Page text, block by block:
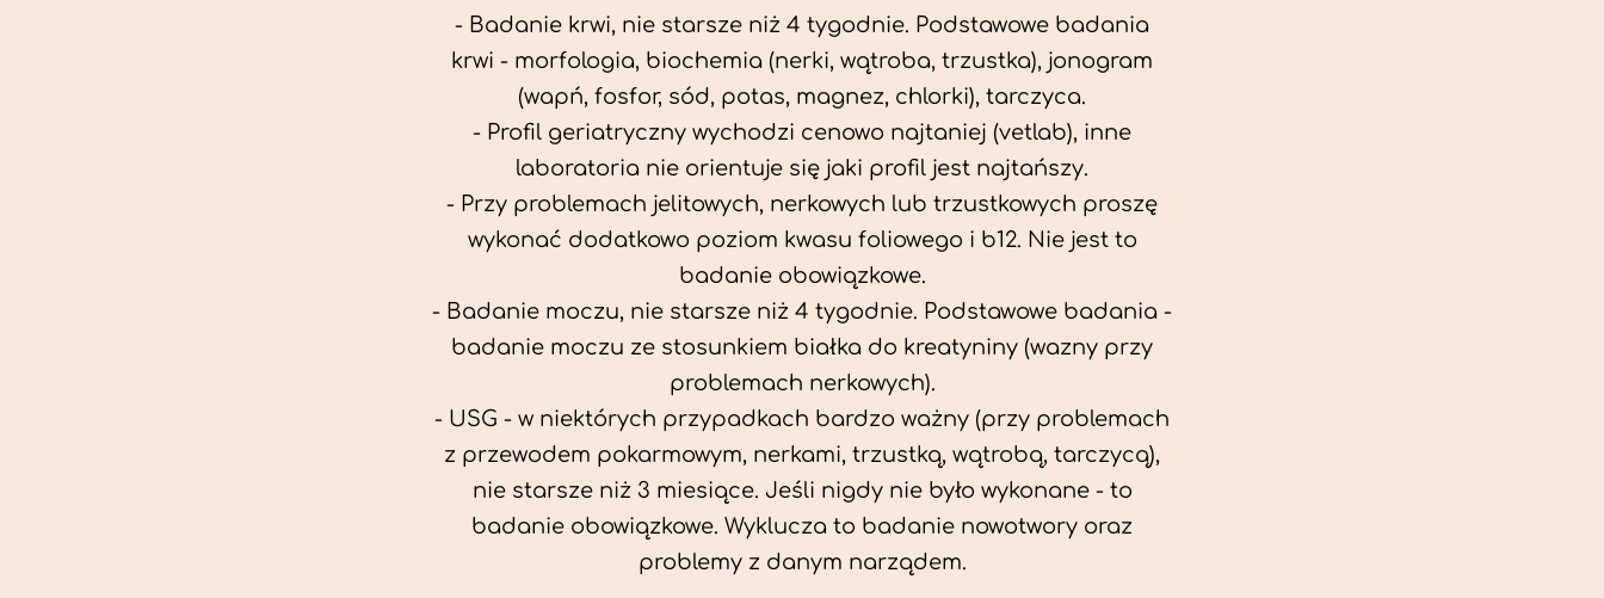
- Badanie krwi, nie starsze niż 4 tygodnie. Podstawowe badania
krwi - morfologia, biochemia (nerki, wątroba, trzustka), jonogram
(wapń, fosfor, sód, potas, magnez, chlorki), tarczyca.
- Profil geriatryczny wychodzi cenowo najtaniej (vetlab), inne
laboratoria nie orientuje się jaki profil jest najtańszy.
- Przy problemach jelitowych, nerkowych lub trzustkowych proszę
wykonać dodatkowo poziom kwasu foliowego i b12. Nie jest to
badanie obowiązkowe.
- Badanie moczu, nie starsze niż 4 tygodnie. Podstawowe badania -
badanie moczu ze stosunkiem białka do kreatyniny (wazny przy
problemach nerkowych).
- USG - w niektórych przypadkach bardzo ważny (przy problemach
z przewodem pokarmowym, nerkami, trzustką, wątrobą, tarczycą),
nie starsze niż 3 miesiące. Jeśli nigdy nie było wykonane - to
badanie obowiązkowe. Wyklucza to badanie nowotwory oraz
problemy z danym narządem.